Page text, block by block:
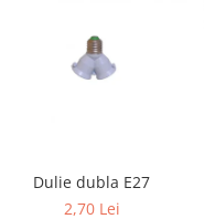
Dulie dubla E27
2,70 Lei